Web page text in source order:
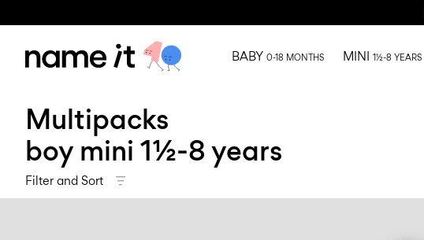
BABY 0-18 MONTHS MINI 1½-8 YEARS
Multipacks
boy mini 1½-8 years
Filter and Sort